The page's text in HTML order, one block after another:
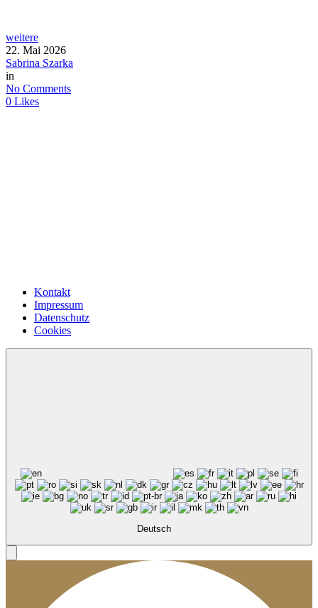
weitere
22. Mai 2026
Sabrina Szarka
in
No Comments
0 Likes
Kontakt
Impressum
Datenschutz
Cookies
Deutsch